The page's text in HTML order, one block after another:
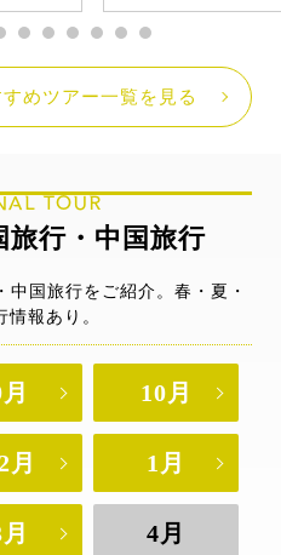
めツアー一覧を見る
TOUR
旅行・中国旅行
国旅行をご紹介。春・夏・
報あり。
10月
月 1月
4月